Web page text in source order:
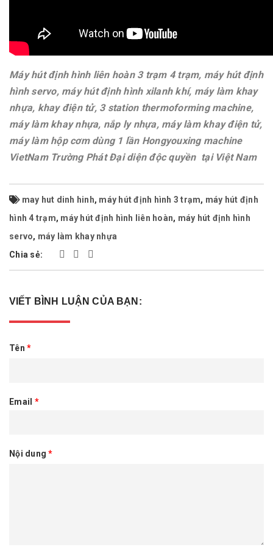
Máy hút định hình liên hoàn 3 trạm 4 trạm, máy hút định
hình servo, máy hút định hình xilanh khí, máy làm khay
nhựa, khay điện tử, 3 station thermoforming machine,
máy làm khay nhựa, nắp ly nhựa, máy làm khay điện tử,
máy làm hộp cơm dùng 1 lần Hongyouxing machine
VietNam Trường Phát Đại diện độc quyền tại Việt Nam
may hut dinh hinh, máy hút định hình 3 trạm, máy hút định
hình 4 trạm, máy hút định hình liên hoàn, máy hút định hình
servo, máy làm khay nhựa
Chia sẻ:
VIẾT BÌNH LUẬN CỦA BẠN:
Tên *
Email *
Nội dung*